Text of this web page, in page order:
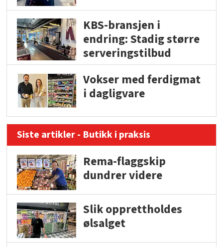
KBS-bransjen i
endring: Stadig større
serveringstilbud
Vokser med ferdigmat
i dagligvare
Siste artikler - Butikk i praksis
Rema-flaggskip
dundrer videre
Slik opprettholdes
ølsalget